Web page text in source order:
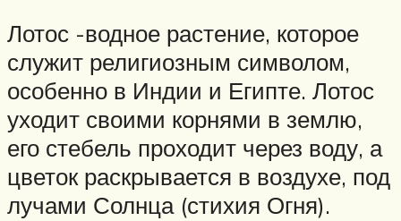
Лотос -водное растение, которое
служит религиозным символом,
особенно в Индии и Египте. Лотос
уходит своими корнями в землю,
его стебель проходит через воду, а
цветок раскрывается в воздухе, под
лучами Солнца (стихия Огня).